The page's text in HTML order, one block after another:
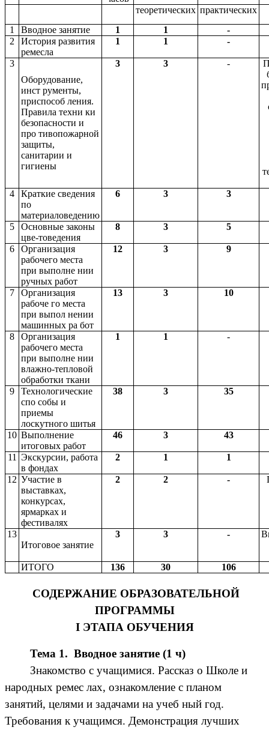
теоретических практических
1
Вводное занятие 1 1
-
2
История развития
ремесла
1 1 -
3
Оборудование,
инст рументы,
приспособ ления.
Правила техни ки
безопасности и
про тивопожарной
защиты,
санитарии и
гигиены
3 3 -
4
Краткие сведения
по
материаловедению
6 3 3
5
Основные законы
цве-товедения
8 3 5
6
Организация
рабочего места
при выполне нии
ручных работ
12 3 9
7
Организация
рабоче го места
при выпол нении
машинных ра бот
13 3 10
8
Организация
рабочего места
при выполне нии
влажно-тепловой
обработки ткани
1 1 -
9
Технологические
спо собы и
приемы
лоскутного шитья
38 3 35
10 Выполнение
итоговых работ
46 3 43
11 Экскурсии, работа
в фондах
2 1 1
12 Участие в
выставках,
конкурсах,
ярмарках и
фестивалях
2 2 -
13
Итоговое занятие
3 3 -
ИТОГО 136 30 106
СОДЕРЖАНИЕ ОБРАЗОВАТЕЛЬНОЙ
ПРОГРАММЫ
I ЭТАПА ОБУЧЕНИЯ
Тема 1. Вводное занятие (1 ч)
Знакомство с учащимися. Рассказ о Школе и
народных ремес лах, ознакомление с планом
занятий, целями и задачами на учеб ный год.
Требования к учащимся. Демонстрация лучших